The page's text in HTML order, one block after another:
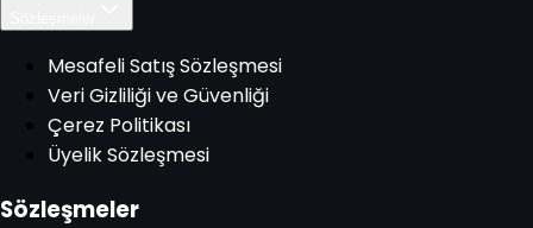
Mesafeli Satış Sözleşmesi
Veri Gizliliği ve Güvenliği
Çerez Politikası
Üyelik Sözleşmesi
Sözleşmeler